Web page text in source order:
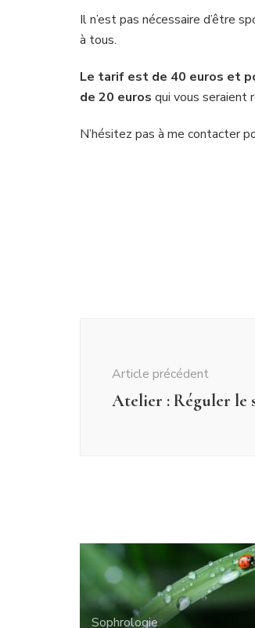
Il n’est pas nécessaire d’être
à tous.
Le tarif est de 40 euros et
de 20 euros qui vous seraient
N’hésitez pas à me contacter
Article précédent
Atelier : Réguler le
Sophrologie